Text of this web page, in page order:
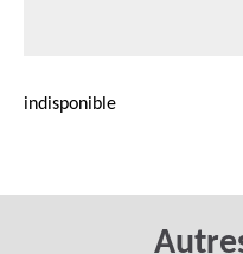
indisponible